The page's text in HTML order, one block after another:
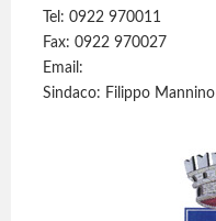
Tel: 0922 970011
Fax: 0922 970027
Email:
Sindaco: Filippo Mannino